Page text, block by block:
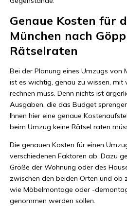
Genaue Kosten für
München nach
Rätselraten
Bei der Planung eines Umzugs von
ist es wichtig, genau zu wissen, mit
rechnen muss. Denn nichts ist
Ausgaben, die das Budget
Ihnen hier eine genaue
beim Umzug keine Rätsel raten
Die genauen Kosten für einen
verschiedenen Faktoren ab. Dazu
Größe der Wohnung oder des
zwischen den beiden Orten und ob
wie Möbelmontage oder -
genommen werden sollen.